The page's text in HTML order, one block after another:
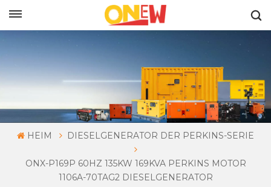
HEIM DIESELGENERATOR DER PERKINS-SERIE
ONX-P169P 60HZ 135KW 169KVA PERKINS MOTOR
1106A-70TAG2 DIESELGENERATOR